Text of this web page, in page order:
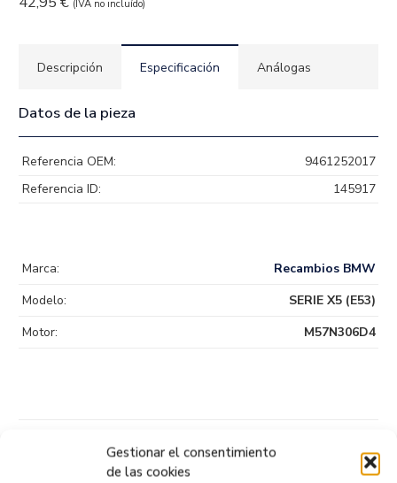
Gestionar el consentimiento
de las cookies
(IVA no incluído)
Descripción Especificación Análogas
Datos de la pieza
Referencia OEM:
9461252017
Referencia ID:
145917
Marca:
Recambios BMW
Modelo:
SERIE X5 (E53)
Motor:
M57N306D4
Productos relacionados